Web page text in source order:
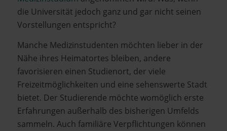
die Universität jedoch ganz und gar nicht seinen
Vorstellungen entspricht?
Manche Medizinstudenten möchten lieber in der
Nähe ihres Heimatortes bleiben, andere
favorisieren einen Studienort, der viele
Freizeitmöglichkeiten und eine sehenswerte Stadt
bietet. Der Studierende möchte womöglich erste
Erfahrungen außerhalb des bisherigen Umfelds
sammeln. Auch familiäre Verpflichtungen können